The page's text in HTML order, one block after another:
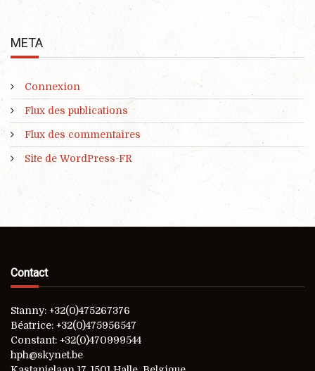
META
Connexion
Flux des publications
Flux des commentaires
Site de WordPress-FR
Contact
Stanny: +32(0)475267376
Béatrice: +32(0)475956547
Constant: +32(0)470999544
hph@skynet.be